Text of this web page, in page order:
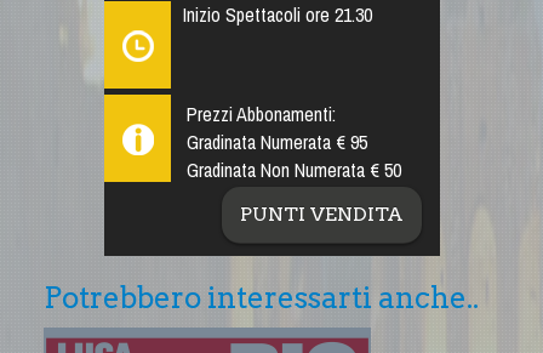
Inizio Spettacoli ore 21.30
Prezzi Abbonamenti:
Gradinata Numerata € 95
Gradinata Non Numerata € 50
PUNTI VENDITA
Potrebbero interessarti anche..